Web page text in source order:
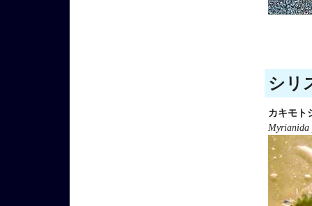
シリ
カキモト
Myrianida